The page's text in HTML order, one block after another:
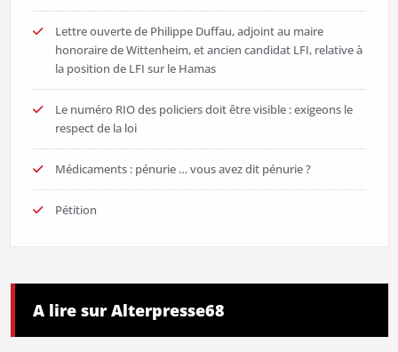
Lettre ouverte de Philippe Duffau, adjoint au maire
honoraire de Wittenheim, et ancien candidat LFI, relative à
la position de LFI sur le Hamas
Le numéro RIO des policiers doit être visible : exigeons le
respect de la loi
Médicaments : pénurie … vous avez dit pénurie ?
Pétition
A lire sur Alterpresse68